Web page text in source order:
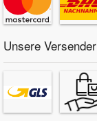
Unsere Versender